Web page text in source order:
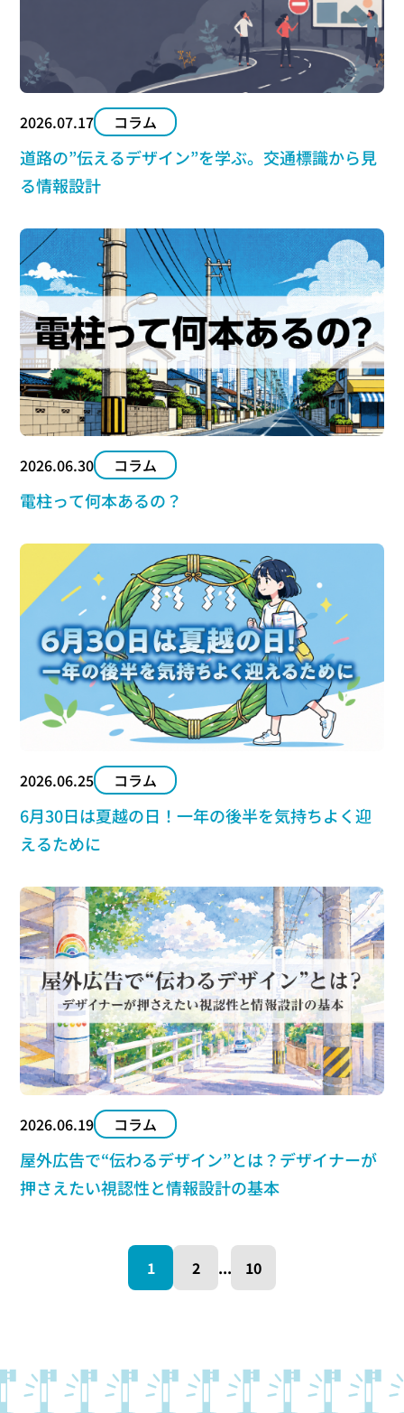
2026.07.17 コラム
道路の”伝えるデザイン”を学ぶ。交通標識から見
る情報設計
2026.06.30 コラム
電柱って何本あるの？
2026.06.25 コラム
6月30日は夏越の日！一年の後半を気持ちよく迎
えるために
2026.06.19 コラム
屋外広告で“伝わるデザイン”とは？デザイナーが
押さえたい視認性と情報設計の基本
1 2 ... 10